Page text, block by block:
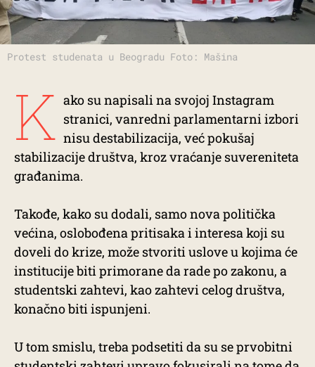
Protest studenata u Beogradu Foto: Mašina
K ako su napisali na svojoj Instagram
stranici, vanredni parlamentarni izbori
nisu destabilizacija, već pokušaj
stabilizacije društva, kroz vraćanje suvereniteta
građanima.
Takođe, kako su dodali, samo nova politička
većina, oslobođena pritisaka i interesa koji su
doveli do krize, može stvoriti uslove u kojima će
institucije biti primorane da rade po zakonu, a
studentski zahtevi, kao zahtevi celog društva,
konačno biti ispunjeni.
U tom smislu, treba podsetiti da su se prvobitni